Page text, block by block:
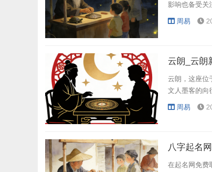
影响也备受关
周易
云朗_云朗
云朗，这座位
文人墨客的向
周易
八字起名
在起名网免费